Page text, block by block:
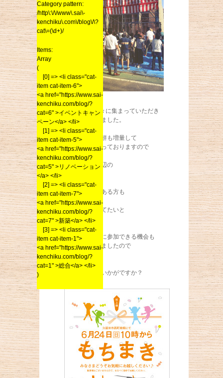
100人近くの方々に集まっていただき
大変盛り上がりました。
今回はさらにお餅も増量して
開催したいと思っておりますので
久留米市西町近辺の
方々はもちろん
この物件に興味ある方も
これから家を建てたいと
思っている方も
最近はもちまきに参加できる機会も
少なくなってきましたので
この機会にぜひ
参加してみてはいかがですか？
Category pattern:
/http\:\/\/www\.sai\-
kenchiku\.com\/blog\/\?
cat\=(\d+)/
Items:
Array
(
[0] => <li class="cat-
item cat-item-6">
<a href="https://www.sai-
kenchiku.com/blog/?
cat=6" >イベントキャン
ペーン</a> </li>
[1] => <li class="cat-
item cat-item-5">
<a href="https://www.sai-
kenchiku.com/blog/?
cat=5" >リノベーション
</a> </li>
[2] => <li class="cat-
item cat-item-7">
<a href="https://www.sai-
kenchiku.com/blog/?
cat=7" >新築</a> </li>
[3] => <li class="cat-
item cat-item-1">
<a href="https://www.sai-
kenchiku.com/blog/?
cat=1" >総合</a> </li>
)